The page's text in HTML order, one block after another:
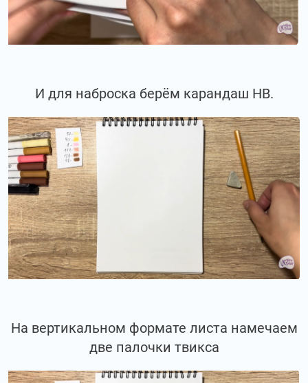
И для наброска берём карандаш НВ.
На вертикальном формате листа намечаем
две палочки твикса